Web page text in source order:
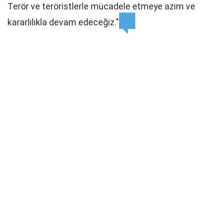
Terör ve teröristlerle mücadele etmeye azim ve
kararlılıkla devam edeceğiz."